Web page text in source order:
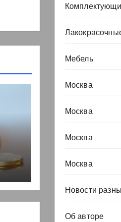
но
Мебель
Москва
Москва
Москва
Москва
Новости
Об авторе